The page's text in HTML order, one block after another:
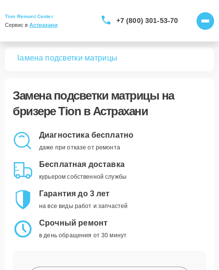
Tion Remont Center
Сервис в Астрахани
+7 (800) 301-53-70
Замена подсветки матрицы
Замена подсветки матрицы на
бризере Tion в Астрахани
Диагностика бесплатно
даже при отказе от ремонта
Бесплатная доставка
курьером собственной службы
Гарантия до 3 лет
на все виды работ и запчастей
Срочный ремонт
в день обращения от 30 минут